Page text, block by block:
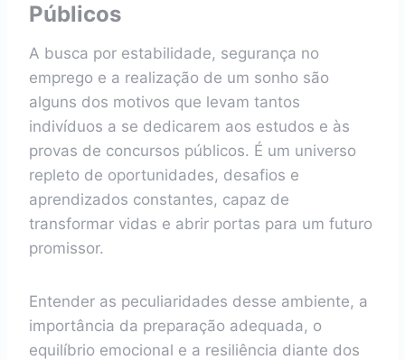
Públicos
A busca por estabilidade, segurança no
emprego e a realização de um sonho são
alguns dos motivos que levam tantos
indivíduos a se dedicarem aos estudos e às
provas de concursos públicos. É um universo
repleto de oportunidades, desafios e
aprendizados constantes, capaz de
transformar vidas e abrir portas para um futuro
promissor.
Entender as peculiaridades desse ambiente, a
importância da preparação adequada, o
equilíbrio emocional e a resiliência diante dos